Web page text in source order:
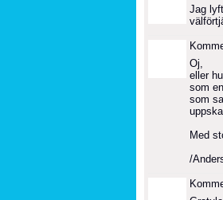
Jag
Oj,
eller
som
som
Med
/